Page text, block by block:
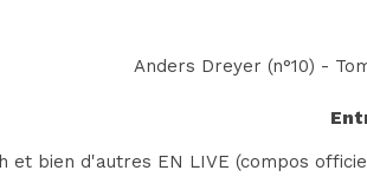
Anders Dreyer (n°10) -
bien d'autres EN LIVE (compos